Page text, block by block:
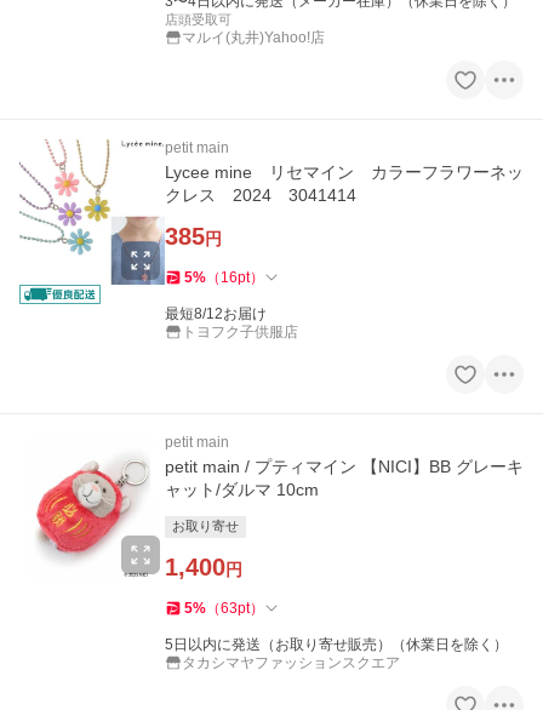
店頭受取可
マルイ(丸井)Yahoo!店
petit main
Lycee mine リセマイン カラーフラワーネッ
クレス 2024 3041414
385円
5% （ 16pt）
最短8/12お届け
トヨフク子供服店
petit main
petit main / プティマイン 【NICI】BB グレーキ
ャット/ダルマ 10cm
お取り寄せ
1,400円
5% （63pt）
5日以内に発送（お取り寄せ販売）（休業日を除く）
タカシマヤファッションスクエア